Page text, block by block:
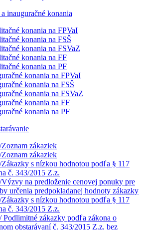
inauguračné konania
konania na FPVaI
konania na FSŠ
konania na FSVaZ
konania na FF
konania na PF
konania na FPVaI
konania na FSŠ
konania na FSVaZ
konania na FF
konania na PF
Zoznam zákaziek
Zoznam zákaziek
Zákazky s nízkou hodnotou podľa § 117
č. 343/2015 Z.z.
Výzvy na predloženie cenovej ponuky pre
určenia predpokladanej hodnoty zákazky
Zákazky s nízkou hodnotou podľa § 117
č. 343/2015 Z.z.
Podlimitné zákazky podľa zákona o
obstarávaní č. 343/2015 Z.z. bez